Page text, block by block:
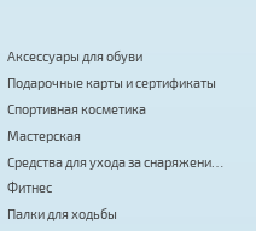
Аксессуары для обуви
Подарочные карты и сертификаты
Спортивная косметика
Мастерская
Средства для ухода за снаряжением
Фитнес
Палки для ходьбы